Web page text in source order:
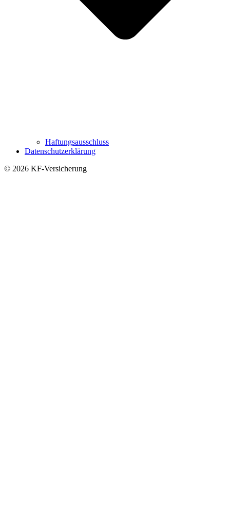
Haftungsausschluss
Datenschutzerklärung
© 2026 KF-Versicherung